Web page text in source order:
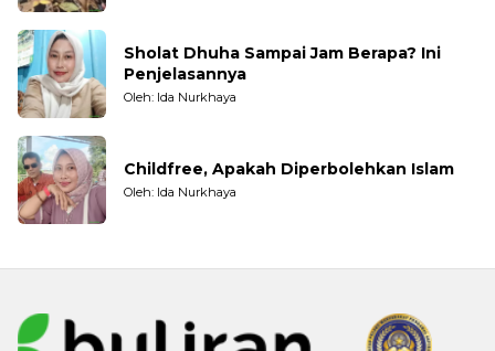
Sholat Dhuha Sampai Jam Berapa? Ini
Penjelasannya
Oleh: Ida Nurkhaya
Childfree, Apakah Diperbolehkan Islam
Oleh: Ida Nurkhaya